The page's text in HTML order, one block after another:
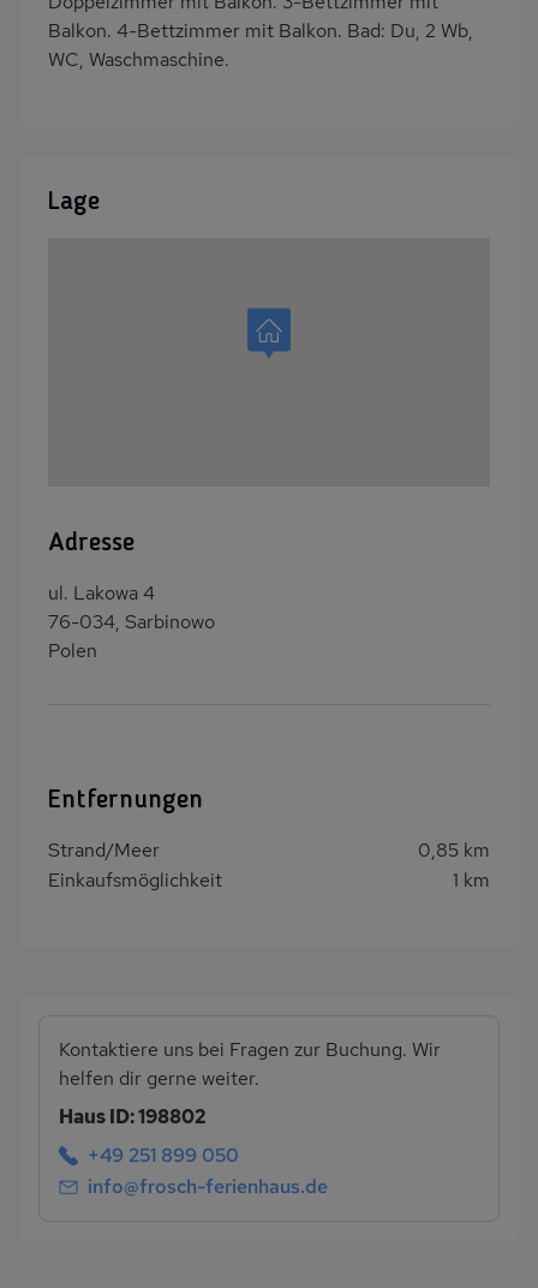
Balkon. 4-Bettzimmer mit Balkon. Bad: Du, 2 Wb,
WC, Waschmaschine.
Lage
Adresse
ul. Lakowa 4
76-034, Sarbinowo
Polen
Entfernungen
Strand/Meer
0,85 km
Einkaufsmöglichkeit
1 km
Kontaktiere uns bei Fragen zur Buchung. Wir
helfen dir gerne weiter.
Haus ID: 198802
+49 251 899 050
info@frosch-ferienhaus.de